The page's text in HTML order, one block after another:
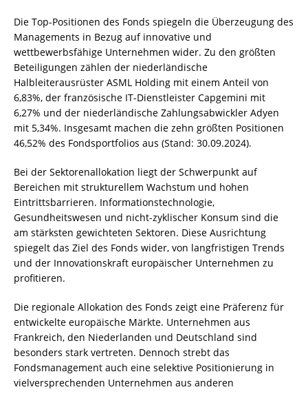
Die Top-Positionen des Fonds spiegeln die Überzeugung des
Managements in Bezug auf innovative und
wettbewerbsfähige Unternehmen wider. Zu den größten
Beteiligungen zählen der niederländische
Halbleiterausrüster ASML Holding mit einem Anteil von
6,83%, der französische IT-Dienstleister Capgemini mit
6,27% und der niederländische Zahlungsabwickler Adyen
mit 5,34%. Insgesamt machen die zehn größten Positionen
46,52% des Fondsportfolios aus (Stand: 30.09.2024).
Bei der Sektorenallokation liegt der Schwerpunkt auf
Bereichen mit strukturellem Wachstum und hohen
Eintrittsbarrieren. Informationstechnologie,
Gesundheitswesen und nicht-zyklischer Konsum sind die
am stärksten gewichteten Sektoren. Diese Ausrichtung
spiegelt das Ziel des Fonds wider, von langfristigen Trends
und der Innovationskraft europäischer Unternehmen zu
profitieren.
Die regionale Allokation des Fonds zeigt eine Präferenz für
entwickelte europäische Märkte. Unternehmen aus
Frankreich, den Niederlanden und Deutschland sind
besonders stark vertreten. Dennoch strebt das
Fondsmanagement auch eine selektive Positionierung in
vielversprechenden Unternehmen aus anderen